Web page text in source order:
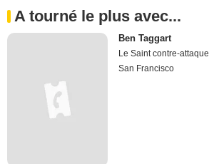
A tourné le plus avec...
Ben Taggart
Le Saint contre-attaque
San Francisco